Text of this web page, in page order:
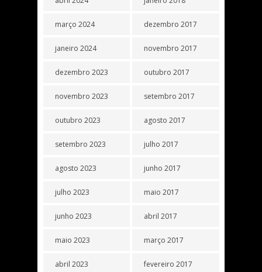
março 2024
janeiro 2024
dezembro 2023
novembro 2023
outubro 2023
setembro 2023
agosto 2023
julho 2023
junho 2023
maio 2023
abril 2023
dezembro 2017
novembro 2017
outubro 2017
setembro 2017
agosto 2017
julho 2017
junho 2017
maio 2017
abril 2017
março 2017
fevereiro 2017